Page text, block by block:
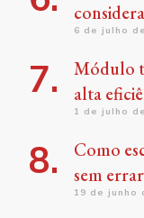
6 de julho
Módulo
alta
1 de julho
Como
sem
19 de junho